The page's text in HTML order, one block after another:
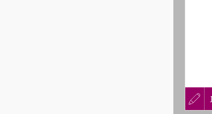
עדכון